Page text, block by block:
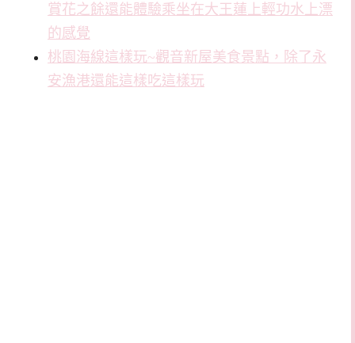
賞花之餘還能體驗乘坐在大王蓮上輕功水上漂
的感覺
桃園海線這樣玩~觀音新屋美食景點，除了永
安漁港還能這樣吃這樣玩